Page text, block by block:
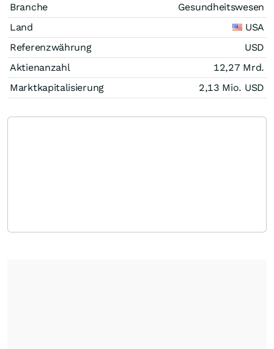
Branche
Gesundheitswesen
Land
USA
Referenzwährung
USD
Aktienanzahl
12,27 Mrd.
Marktkapitalisierung
2,13 Mio. USD